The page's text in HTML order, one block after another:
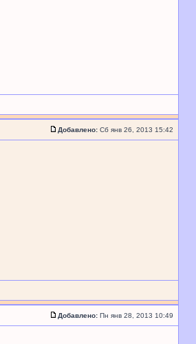
Добавлено: Сб янв 26, 2013 15:42
Добавлено: Пн янв 28, 2013 10:49